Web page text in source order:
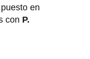
en
con P.